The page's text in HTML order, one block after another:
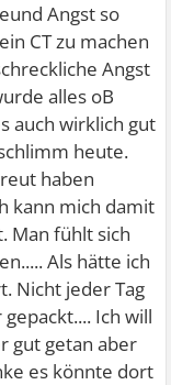
Angst so
CT zu machen
Angst
alles oB
auch wirklich gut
heute.
haben
kann mich damit
Man fühlt sich
Als hätte ich
Nicht jeder Tag
Ich will
gut getan aber
es könnte dort